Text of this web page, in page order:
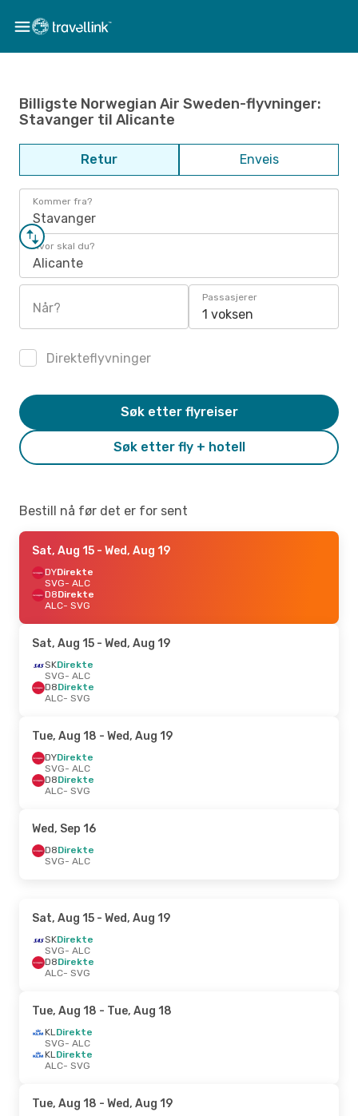
Billigste Norwegian Air Sweden-flyvninger:
Stavanger til Alicante
Retur Enveis
Kommer fra?
Stavanger
Hvor skal du?
Alicante
Når?
Passasjerer
1 voksen
Direkteflyvninger
Søk etter fly + hotell
Søk etter flyreiser
Bestill nå før det er for sent
Sat, Aug 15 - Wed, Aug 19
DYDirekte
SVG- ALC
D8Direkte
ALC- SVG
Sat, Aug 15 - Wed, Aug 19
SKDirekte
SVG- ALC
D8Direkte
ALC- SVG
Tue, Aug 18 - Wed, Aug 19
DYDirekte
SVG- ALC
D8Direkte
ALC- SVG
Wed, Sep 16
D8Direkte
SVG- ALC
Sat, Aug 15 - Wed, Aug 19
SKDirekte
SVG- ALC
D8Direkte
ALC- SVG
Tue, Aug 18 - Tue, Aug 18
KLDirekte
SVG- ALC
KLDirekte
ALC- SVG
Tue, Aug 18 - Wed, Aug 19